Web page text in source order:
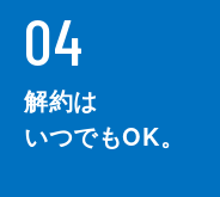
04
解約は
いつでもOK。